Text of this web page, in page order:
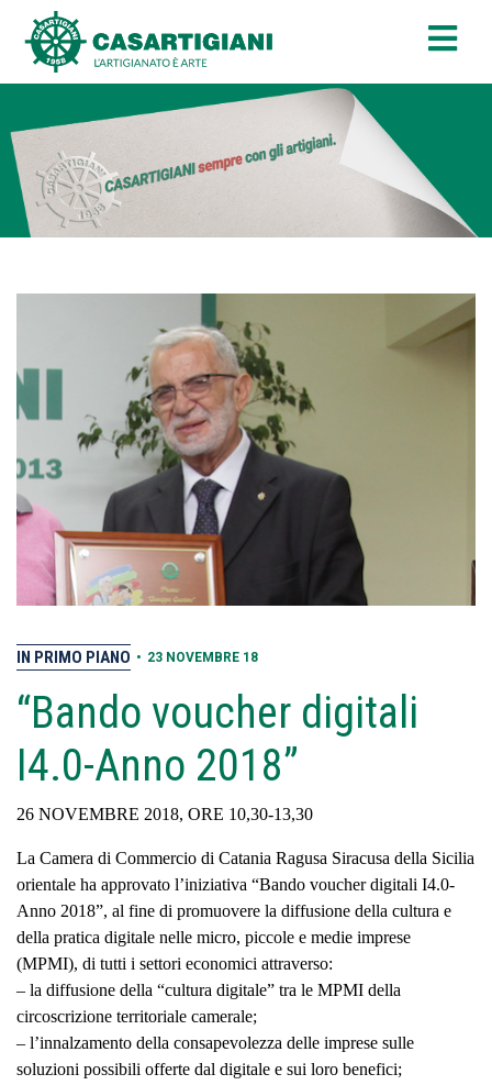
IN PRIMO PIANO • 23 NOVEMBRE 18
“Bando voucher digitali
I4.0-Anno 2018”
26 NOVEMBRE 2018, ORE 10,30-13,30
La Camera di Commercio di Catania Ragusa Siracusa della Sicilia
orientale ha approvato l’iniziativa “Bando voucher digitali I4.0-
Anno 2018”, al fine di promuovere la diffusione della cultura e
della pratica digitale nelle micro, piccole e medie imprese
(MPMI), di tutti i settori economici attraverso:
– la diffusione della “cultura digitale” tra le MPMI della
circoscrizione territoriale camerale;
– l’innalzamento della consapevolezza delle imprese sulle
soluzioni possibili offerte dal digitale e sui loro benefici;